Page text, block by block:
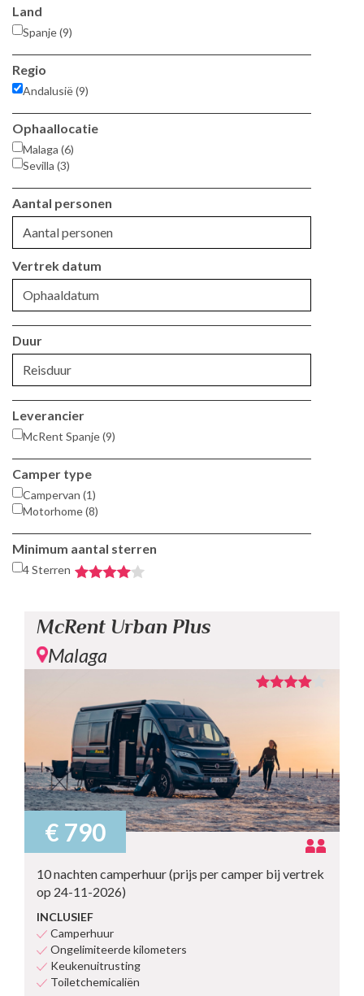
Land
Spanje (9)
Regio
Andalusië (9)
Ophaallocatie
Malaga (6)
Sevilla (3)
Aantal personen
Vertrek datum
Duur
Leverancier
McRent Spanje (9)
Camper type
Campervan (1)
Motorhome (8)
Minimum aantal sterren
4 Sterren
McRent Urban Plus
Malaga
€ 790
10 nachten camperhuur (prijs per camper bij vertrek
op 24-11-2026)
INCLUSIEF
Camperhuur
Ongelimiteerde kilometers
Keukenuitrusting
Toiletchemicaliën